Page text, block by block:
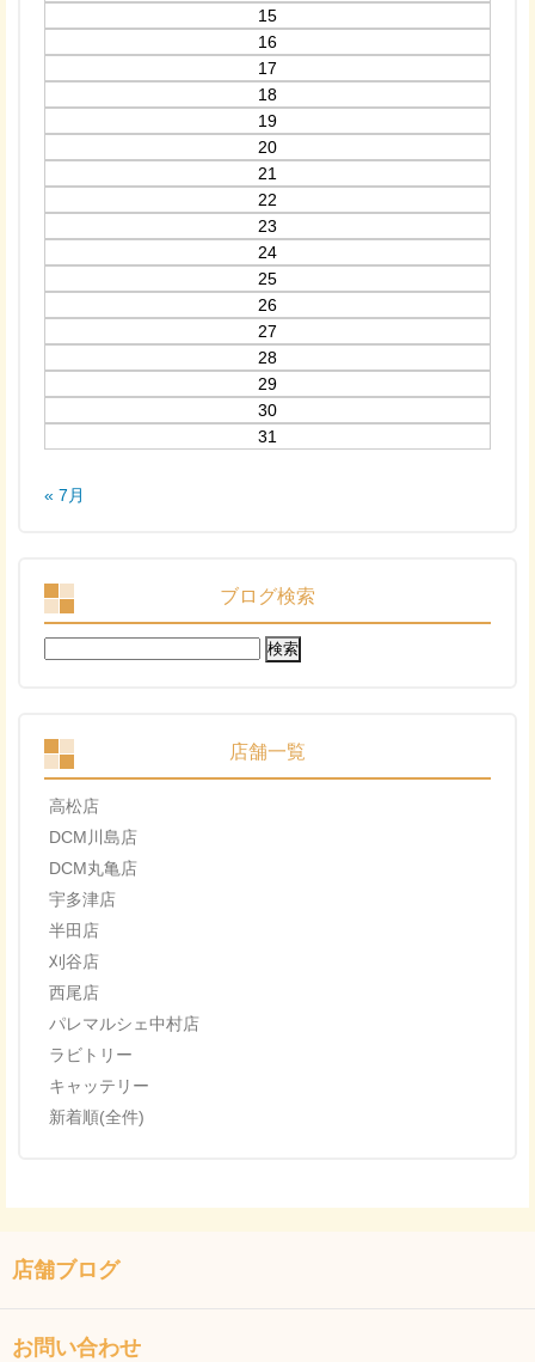
15
16
17
18
19
20
21
22
23
24
25
26
27
28
29
30
31
« 7月
ブログ検索
検
索:
店舗一覧
高松店
DCM川島店
DCM丸亀店
宇多津店
半田店
刈谷店
西尾店
パレマルシェ中村店
ラビトリー
キャッテリー
新着順(全件)
店舗ブログ
お問い合わせ